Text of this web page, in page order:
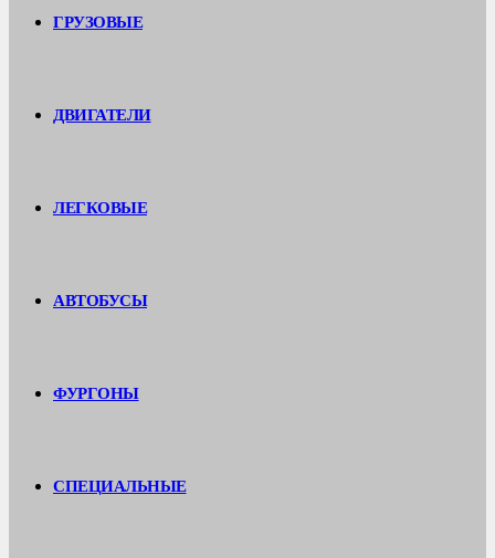
ГРУЗОВЫЕ
ДВИГАТЕЛИ
ЛЕГКОВЫЕ
АВТОБУСЫ
ФУРГОНЫ
СПЕЦИАЛЬНЫЕ